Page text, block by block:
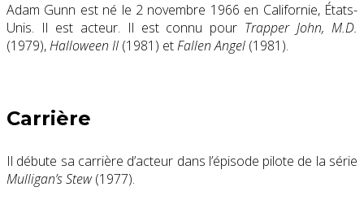
Adam Gunn est né le 2 novembre 1966 en Californie, États-
Unis. Il est acteur. Il est connu pour Trapper John, M.D.
(1979),Halloween II (1981) etFallen Angel (1981).
Carrière
Il débute sa carrière d’acteur dans l’épisode pilote de la série
Mulligan’s Stew(1977).